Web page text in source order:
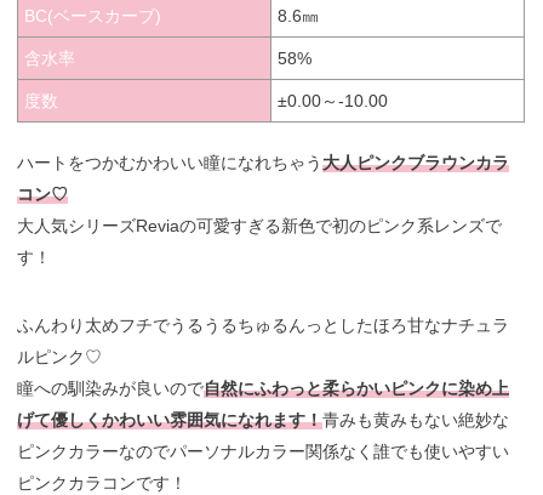
BC(ベースカーブ) 8.6㎜
含水率 58%
度数 ±0.00～-10.00
ハートをつかむかわいい瞳になれちゃう大人ピンクブラウンカラ
コン♡
大人気シリーズReviaの可愛すぎる新色で初のピンク系レンズで
す！
ふんわり太めフチでうるうるちゅるんっとしたほろ甘なナチュラ
ルピンク♡
瞳への馴染みが良いので自然にふわっと柔らかいピンクに染め上
げて優しくかわいい雰囲気になれます！青みも黄みもない絶妙な
ピンクカラーなのでパーソナルカラー関係なく誰でも使いやすい
ピンクカラコンです！